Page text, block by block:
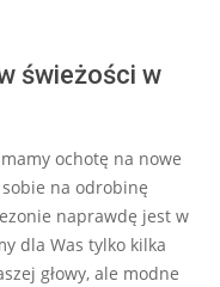
świeżości w
ochotę na nowe
na odrobinę
naprawdę jest w
dla Was tylko kilka
głowy, ale modne